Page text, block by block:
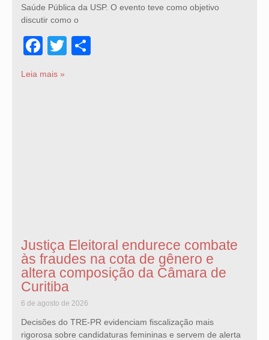
Saúde Pública da USP. O evento teve como objetivo
discutir como o
Facebook
Twitter
Leia mais »
Justiça Eleitoral endurece combate
às fraudes na cota de gênero e
altera composição da Câmara de
Curitiba
6 de agosto de 2026
Decisões do TRE-PR evidenciam fiscalização mais
rigorosa sobre candidaturas femininas e servem de alerta